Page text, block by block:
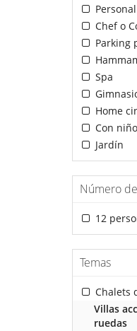
Chef o
Parking
Spa
Home
Con
Jardín
Número
12
Temas
Chalets
Villas
ruedas